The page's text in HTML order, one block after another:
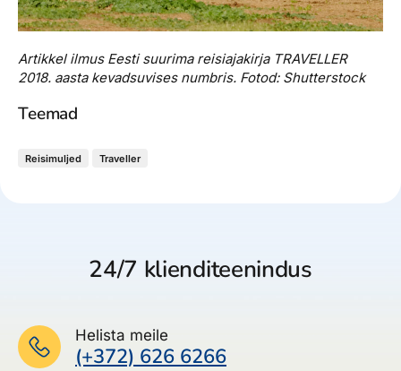
Artikkel ilmus Eesti suurima reisiajakirja TRAVELLER
2018. aasta kevadsuvises numbris. Fotod: Shutterstock
Teemad
Reisimuljed Traveller
24/7 klienditeenindus
Helista meile
(+372) 626 6266